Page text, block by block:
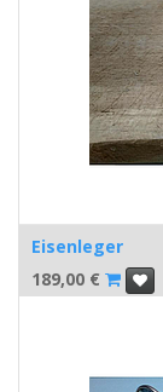
Eisenleger
189,00 €